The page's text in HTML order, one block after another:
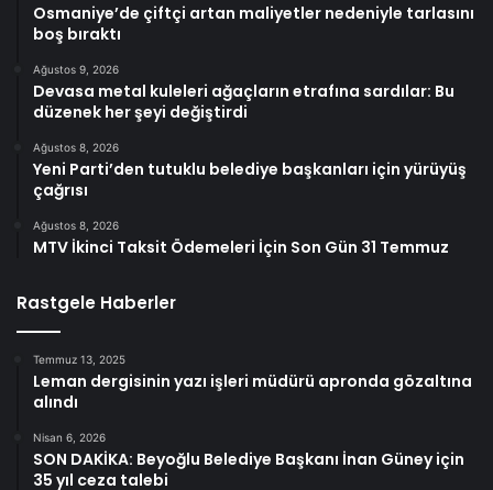
Osmaniye’de çiftçi artan maliyetler nedeniyle tarlasını
boş bıraktı
Ağustos 9, 2026
Devasa metal kuleleri ağaçların etrafına sardılar: Bu
düzenek her şeyi değiştirdi
Ağustos 8, 2026
Yeni Parti’den tutuklu belediye başkanları için yürüyüş
çağrısı
Ağustos 8, 2026
MTV İkinci Taksit Ödemeleri İçin Son Gün 31 Temmuz
Rastgele Haberler
Temmuz 13, 2025
Leman dergisinin yazı işleri müdürü apronda gözaltına
alındı
Nisan 6, 2026
SON DAKİKA: Beyoğlu Belediye Başkanı İnan Güney için
35 yıl ceza talebi